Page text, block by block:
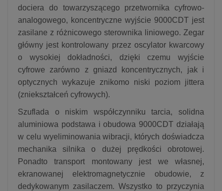
dociera do towarzyszącego przetwornika cyfrowo-
analogowego, koncentryczne wyjście 9000CDT jest
zasilane z różnicowego sterownika liniowego. Zegar
główny jest kontrolowany przez oscylator kwarcowy
o wysokiej dokładności, dzięki czemu wyjście
cyfrowe zarówno z gniazd koncentrycznych, jak i
optycznych wykazuje znikomo niski poziom jittera
(zniekształceń cyfrowych).
Szuflada o niskim współczynniku tarcia, solidna
aluminiowa podstawa i obudowa 9000CDT działają
w celu wyeliminowania wibracji, których doświadcza
mechanika silnika o dużej prędkości obrotowej.
Ponadto transport montowany jest we własnej,
ekranowanej elektromagnetycznie obudowie, z
dedykowanym zasilaczem. Wszystko to przyczynia